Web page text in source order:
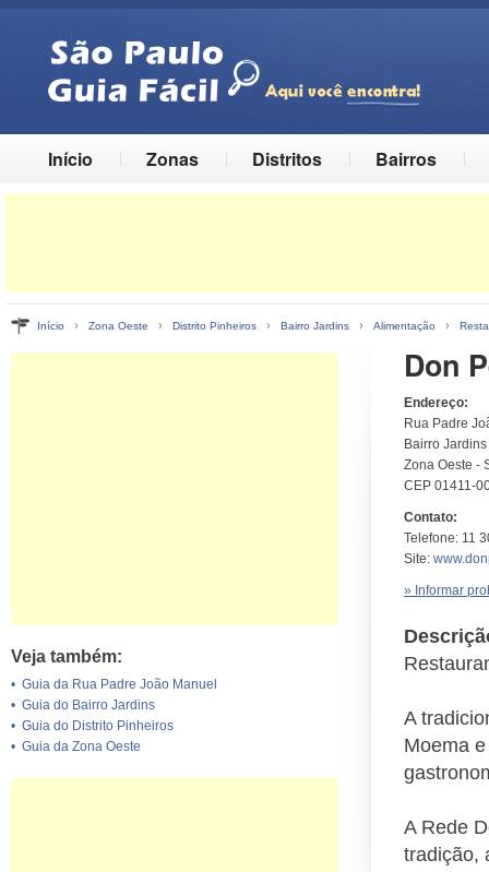
Início Zonas Distritos Bairros
Início › Zona Oeste › Distrito Pinheiros › Bairro Jardins › Alimentação ›
Veja também:
• Guia da Rua Padre João Manuel
• Guia do Bairro Jardins
• Guia do Distrito Pinheiros
• Guia da Zona Oeste
Don
Endereço:
Rua Padre
Bairro
Zona Oeste -
CEP 01411-
Contato:
Telefone: 11
Site:
» Informar
A
Moema
A Rede
tradição,